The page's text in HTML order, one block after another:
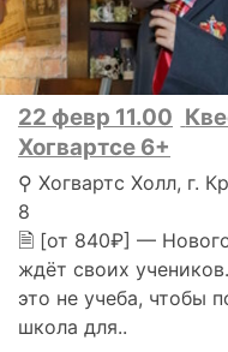
22 февр 11.00
Хогвартсе 6+
⚲ Хогвартс Холл, г.
8
🗎 [от 840₽] —
ждёт своих
это не учеба, чтобы
школа для..